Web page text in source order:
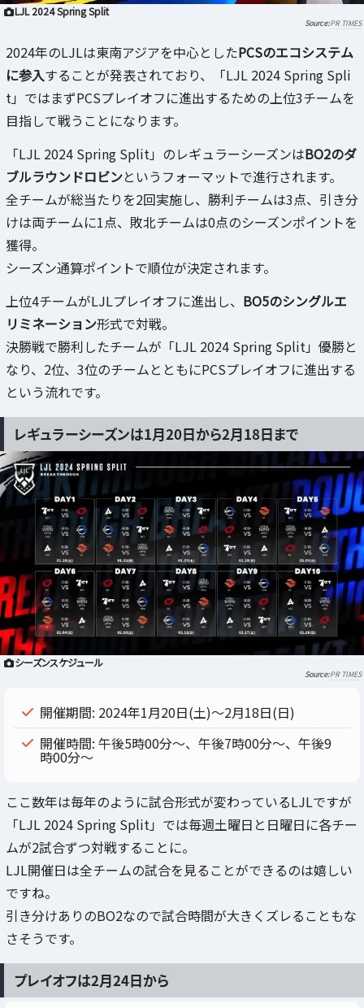
LJL 2024 Spring Split
PR TIMES
2024年のLJLは東南アジアを中心としたPCSのエコシステム
に参入することが発表されており、「LJL 2024 Spring Spli
t」ではまずPCSプレイオフに進出するための上位3チームを
目指して戦うことになります。
「LJL 2024 Spring Split」のレギュラーシーズンはBO2のダ
ブルラウンドロビンというフォーマットで進行されます。
全チームが総当たりを2回実施し、勝利チームは3点、引き分
けは両チームに1点、敗北チームは0点のシーズンポイントを
獲得。
シーズン通算ポイントで順位が決定されます。
上位4チームがLJLプレイオフに進出し、 BO5のシングルエ
リミネーション形式で対戦。
決勝戦で勝利したチームが「LJL 2024 Spring Split」優勝と
なり、2位、3位のチームとともにPCSプレイオフに進出する
という流れです。
レギュラーシーズンは1月20日から2月18日まで
シーズンスケジュール
PR TIMES
開催期間: 2024年1月20日(土)～2月18日(日)
開催時間: 午後5時00分～、午後7時00分～、午後9
時00分～
ここ数年は毎年のように試合形式が変わっているLJLですが
「LJL 2024 Spring Split」では毎週土曜日と日曜日に各チー
ムが2試合ずつ対戦することに。
LJL開催日は全チームの試合を見ることができるのは嬉しい
ですね。
引き分けありのBO2なので試合時間が大きくズレることもな
さそうです。
プレイオフは2月24日から